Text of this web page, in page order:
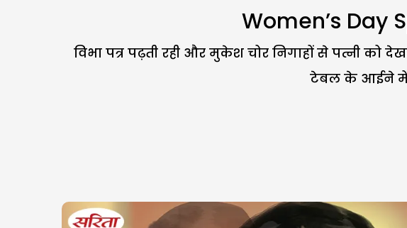
Women’s Day
विभा पत्र पढ़ती रही और मुकेश चोर निगाहों से पत्नी को
टेबल के आईने में